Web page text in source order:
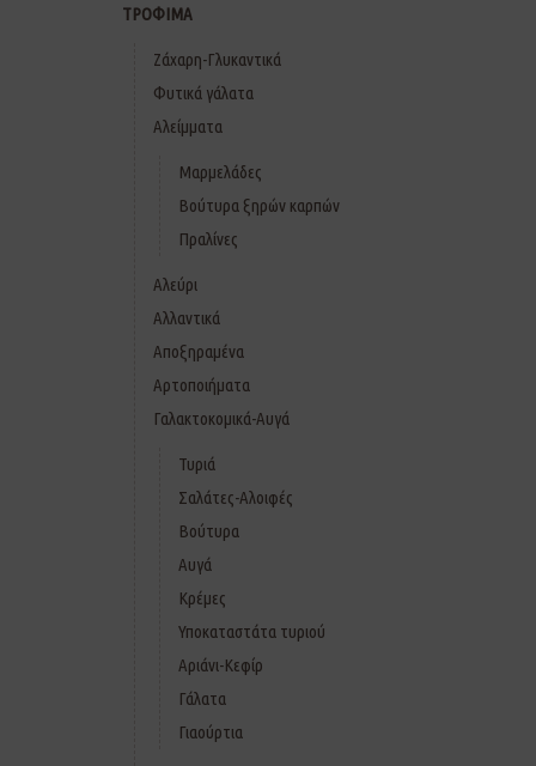
ΤΡΟΦΙΜΑ
Ζάχαρη-Γλυκαντικά
Φυτικά γάλατα
Αλείμματα
Μαρμελάδες
Βούτυρα ξηρών καρπών
Πραλίνες
Αλεύρι
Αλλαντικά
Αποξηραμένα
Αρτοποιήματα
Γαλακτοκομικά-Αυγά
Τυριά
Σαλάτες-Αλοιφές
Βούτυρα
Αυγά
Κρέμες
Υποκαταστάτα τυριού
Αριάνι-Κεφίρ
Γάλατα
Γιαούρτια